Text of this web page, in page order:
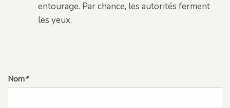
entourage. Par chance, les autorités ferment
les yeux.
Nom*